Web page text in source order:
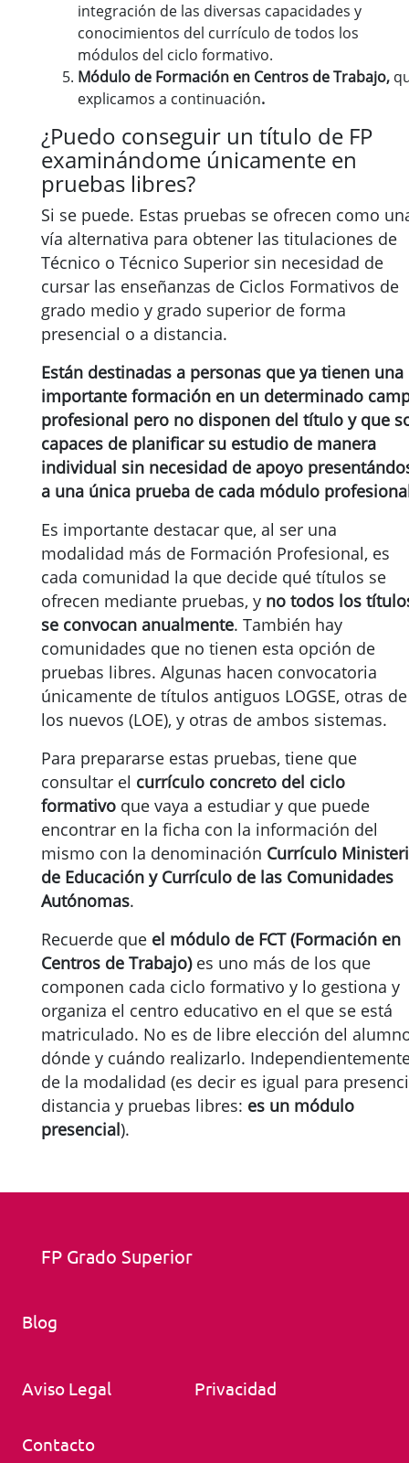
integración de las diversas capacidades y
conocimientos del currículo de todos los
módulos del ciclo formativo.
Módulo de Formación en Centros de Trabajo,
explicamos a continuación.
¿Puedo conseguir un título de FP
examinándome únicamente en
pruebas libres?
Si se puede. Estas pruebas se ofrecen como
vía alternativa para obtener las titulaciones de
Técnico o Técnico Superior sin necesidad de
cursar las enseñanzas de Ciclos Formativos de
grado medio y grado superior de forma
presencial o a distancia.
Están destinadas a personas que ya tienen una
importante formación en un determinado
profesional pero no disponen del título y que
capaces de planificar su estudio de manera
individual sin necesidad de apoyo
a una única prueba de cada módulo
Es importante destacar que, al ser una
modalidad más de Formación Profesional, es
cada comunidad la que decide qué títulos se
ofrecen mediante pruebas, y no todos los
se convocan anualmente. También hay
comunidades que no tienen esta opción de
pruebas libres. Algunas hacen convocatoria
únicamente de títulos antiguos LOGSE, otras de
los nuevos (LOE), y otras de ambos sistemas.
Para prepararse estas pruebas, tiene que
consultar el currículo concreto del ciclo
formativo que vaya a estudiar y que puede
encontrar en la ficha con la información del
mismo con la denominación Currículo
de Educación y Currículo de las Comunidades
Autónomas.
Recuerde que el módulo de FCT (Formación en
Centros de Trabajo)es uno más de los que
componen cada ciclo formativo y lo gestiona y
organiza el centro educativo en el que se está
matriculado. No es de libre elección del
dónde y cuándo realizarlo.
de la modalidad (es decir es igual para
distancia y pruebas libres: es un módulo
presencial).
FP Grado Superior
Blog
Aviso Legal Privacidad
Contacto